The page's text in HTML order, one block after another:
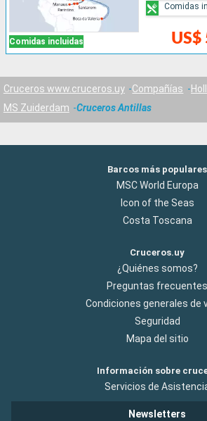
Comidas incluidas US$
Comidas
Cruceros www.cruceros.uy Compañías
MS Zuiderdam
Cruceros Antillas
Barcos más populares
MSC World Europa
Icon of the Seas
Costa Toscana
Cruceros.uy
¿Quiénes somos?
Preguntas frecuentes
Condiciones generales de
Seguridad
Mapa del sitio
Información sobre
Servicios de
Newsletters